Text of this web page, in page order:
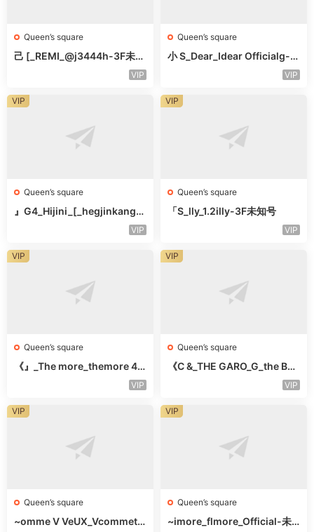
Queen’s square
己 [_REMI_@j3444h-3F未知
VIP
Queen’s square
小 S_Dear_Idear Officialg-3
VIP
Queen’s square
』G4_Hijini_[_hegjinkang-
VIP
VIP
Queen’s square
「S_lly_1.2illy-3F未知号
VIP
VIP
Queen’s square
《』_The more_themore 41
VIP
VIP
Queen’s square
《C &_THE GARO_G_the Bar
VIP
VIP
Queen’s square
~omme V VeUX_Vcommetu
VIP
Queen’s square
~imore_flmore_Official-未
VIP